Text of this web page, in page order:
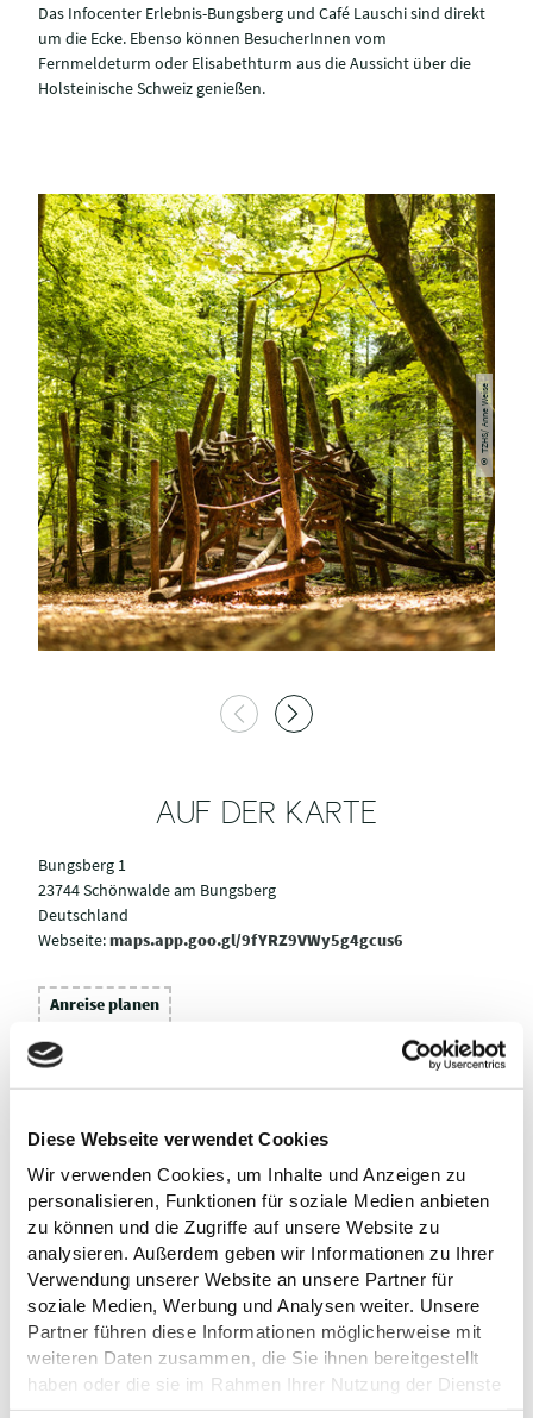
Diese Webseite verwendet Cookies
Wir verwenden Cookies, um Inhalte und Anzeigen zu
personalisieren, Funktionen für soziale Medien anbieten
zu können und die Zugriffe auf unsere Website zu
analysieren. Außerdem geben wir Informationen zu Ihrer
Verwendung unserer Website an unsere Partner für
soziale Medien, Werbung und Analysen weiter. Unsere
Partner führen diese Informationen möglicherweise mit
weiteren Daten zusammen, die Sie ihnen bereitgestellt
haben oder die sie im Rahmen Ihrer Nutzung der Dienste
gesammelt haben.
Das Infocenter Erlebnis-Bungsberg und Café Lauschi sind direkt
um die Ecke. Ebenso können BesucherInnen vom
Fernmeldeturm oder Elisabethturm aus die Aussicht über die
Holsteinische Schweiz genießen.
© TZHS/ Anne Weise
AUF DER KARTE
Bungsberg 1
23744 Schönwalde am Bungsberg
Deutschland
Webseite:maps.app.goo.gl/9fYRZ9VWy5g4gcus6
Anreise planen